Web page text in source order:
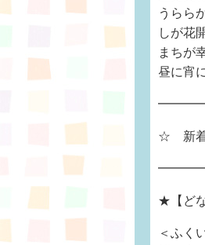
うらら
しが花
まちが
昼に宵
☆ 新
★【ど
＜ふく